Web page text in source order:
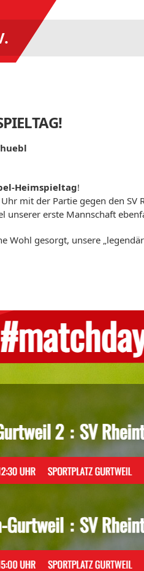
Heimspieltag!
mit der Partie gegen den SV
erste Mannschaft
gesorgt, unsere